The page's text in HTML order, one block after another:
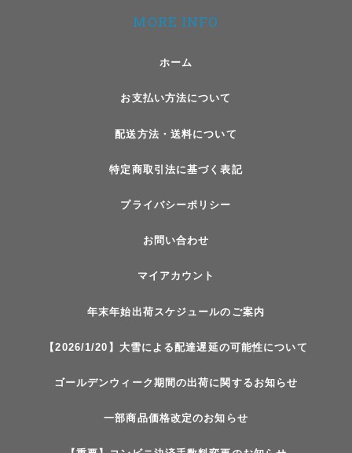
MORE INFO
ホーム
お支払い方法について
配送方法・送料について
特定商取引法に基づく表記
プライバシーポリシー
お問い合わせ
マイアカウント
年末年始出荷スケジュールのご案内
【2026/1/20】大雪による配達遅延の可能性について
ゴールデンウィーク期間の出荷に関するお知らせ
一部商品価格改定のお知らせ